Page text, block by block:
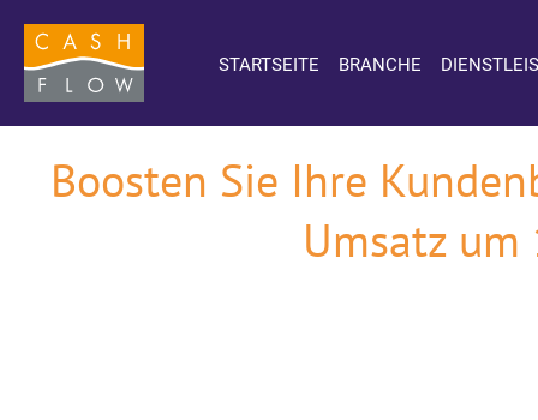
STARTSEITE BRANCHE
Boosten Sie Ihre
Umsatz um